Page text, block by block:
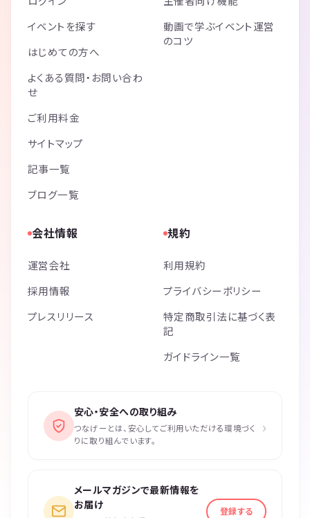
イベントを探す
はじめての方へ
よくある質問・お問い合わ
せ
ご利用料金
サイトマップ
記事一覧
ブログ一覧
動画で学ぶイベント運営
のコツ
会社情報
運営会社
採用情報
プレスリリース
規約
利用規約
プライバシーポリシー
特定商取引法に基づく表
記
ガイドライン一覧
安心・安全への取り組み
つなげーとは、安心してご利用いただける環境づく
りに取り組んでいます。
›
メールマガジンで最新情報を
お届け
登録する